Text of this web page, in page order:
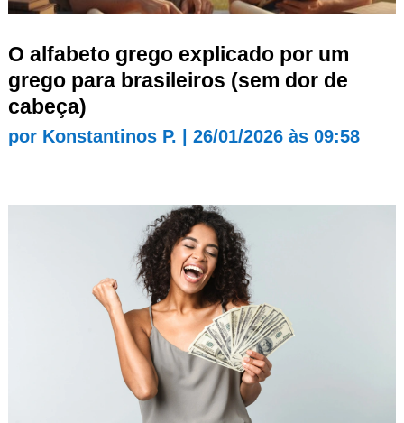
O alfabeto grego explicado por um
grego para brasileiros (sem dor de
cabeça)
por Konstantinos P. 26/01/2026 às 09:58